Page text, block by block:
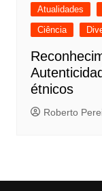
Atualidades
Ciência
étnicos
Roberto